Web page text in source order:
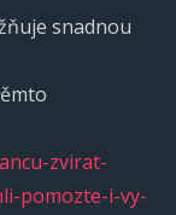
snadnou
zvirat-
pomozte-i-vy-